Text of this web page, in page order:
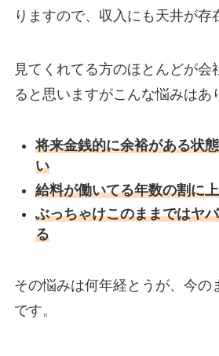
りますので、収入にも天井が存
見てくれてる方のほとんどが会
ると思いますがこんな悩みはあ
将来金銭的に余裕がある状
い
給料が働いてる年数の割に
ぶっちゃけこのままではヤ
る
その悩みは何年経とうが、今の
です。